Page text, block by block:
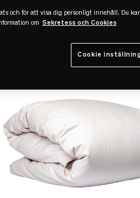
och för att visa dig personligt innehåll. Du
om Sekretess och Cookies
Cookie